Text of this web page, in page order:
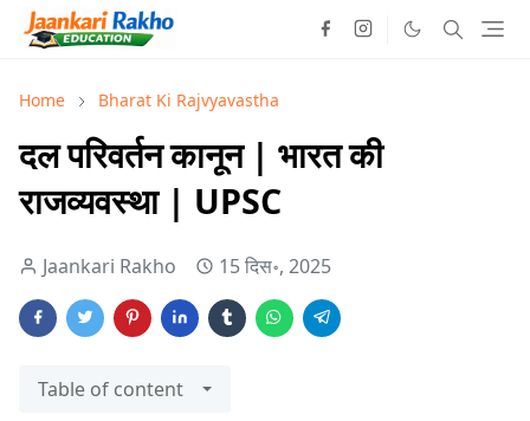
Home Bharat Ki Rajvyavastha
दल परिवर्तन कानून | भारत की
राजव्यवस्था | UPSC
Jaankari Rakho 15 दिस॰, 2025
Table of content